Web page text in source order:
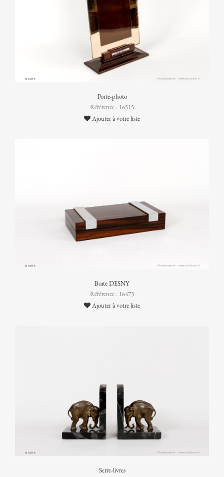
Porte-photo
Référence : 16515
Ajouter à votre liste
Boîte DESNY
Référence : 16473
Ajouter à votre liste
Serre-livres